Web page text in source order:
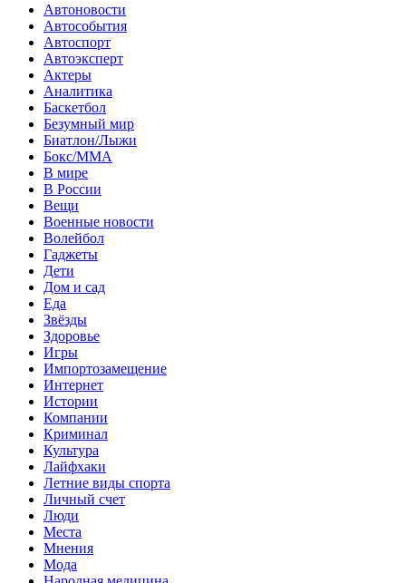
Автоновости
Автособытия
Автоспорт
Автоэксперт
Актеры
Аналитика
Баскетбол
Безумный мир
Биатлон/Лыжи
Бокс/MMA
В мире
В России
Вещи
Военные новости
Волейбол
Гаджеты
Дети
Дом и сад
Еда
Звёзды
Здоровье
Игры
Импортозамещение
Интернет
Истории
Компании
Криминал
Культура
Лайфхаки
Летние виды спорта
Личный счет
Люди
Места
Мнения
Мода